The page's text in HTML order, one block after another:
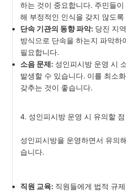
하는 것이 중요합니다. 주민들
해 부정적인 인식을 갖지 않도
단속 기관의 동향 파악: 당진 지
방식으로 단속을 하는지 파악하
필요합니다.
소음 문제: 성인피시방 운영 시
발생할 수 있습니다. 이를 최소
갖추는 것이 좋습니다.
4. 성인피시방 운영 시 유의할 점
성인피시방을 운영하면서 유의
습니다.
직원 교육: 직원들에게 법적 규